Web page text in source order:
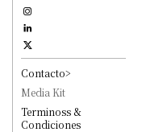
Contacto>
Media Kit
Terminoss &
Condiciones